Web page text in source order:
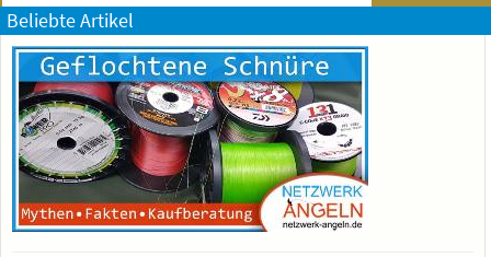
Beliebte Artikel